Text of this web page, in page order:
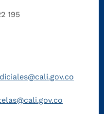
195